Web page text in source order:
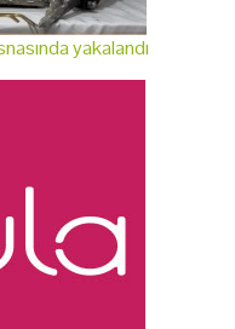
yakalandı